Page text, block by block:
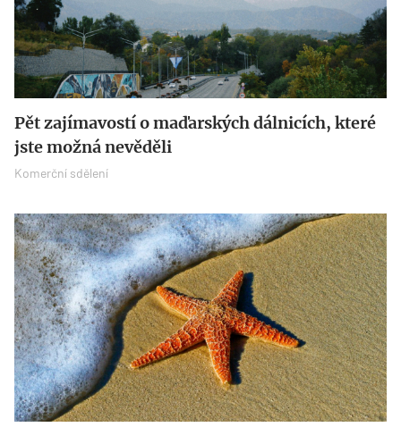
Pět zajímavostí o maďarských dálnicích, které
jste možná nevěděli
Komerční sdělení